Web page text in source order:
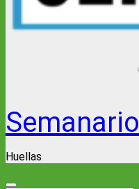
Semanario
Huellas